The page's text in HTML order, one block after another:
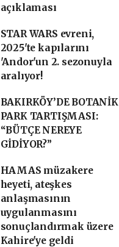
açıklaması
STAR WARS evreni,
2025'te kapılarını
'Andor'un 2. sezonuyla
aralıyor!
BAKIRKÖY’DE BOTANİK
PARK TARTIŞMASI:
“BÜTÇE NEREYE
GİDİYOR?”
HAMAS müzakere
heyeti, ateşkes
anlaşmasının
uygulanmasını
sonuçlandırmak üzere
Kahire'ye geldi